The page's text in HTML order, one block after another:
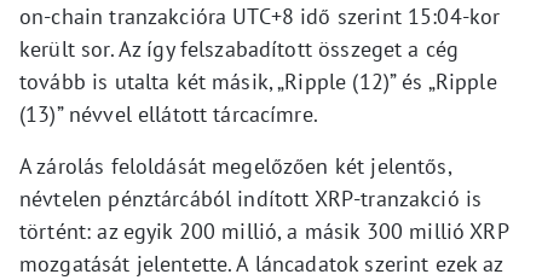
on-chain tranzakcióra UTC+8 idő szerint 15:04-kor
került sor. Az így felszabadított összeget a cég
tovább is utalta két másik, „Ripple (12)” és „Ripple
(13)” névvel ellátott tárcacímre.
A zárolás feloldását megelőzően két jelentős,
névtelen pénztárcából indított XRP-tranzakció is
történt: az egyik 200 millió, a másik 300 millió XRP
mozgatását jelentette. A láncadatok szerint ezek az